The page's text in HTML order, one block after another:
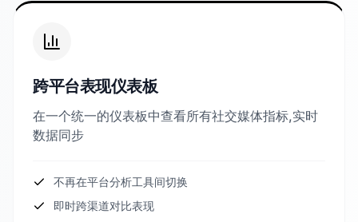
跨平台表现仪表板
在一个统一的仪表板中查看所有社交媒体指标,实时
数据同步
不再在平台分析工具间切换
即时跨渠道对比表现